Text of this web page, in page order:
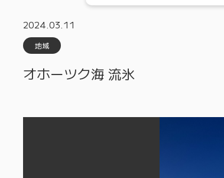
2024.03.11
地域
オホーツク海 流氷